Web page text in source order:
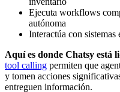
Ejecuta workflows
autónoma
Interactúa con
Aquí es donde Chatsy está
tool calling permiten que
y tomen acciones
entreguen información.